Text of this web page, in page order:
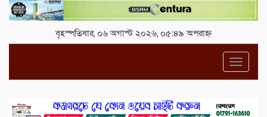
বৃহস্পতিবার, ০৬ অগাস্ট ২০২৬, ০৫:৪৯ অপরাহ্ন